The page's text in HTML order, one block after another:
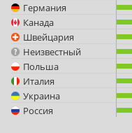
Германия
Канада
Швейцария
Неизвестный
Польша
Италия
Украина
Россия